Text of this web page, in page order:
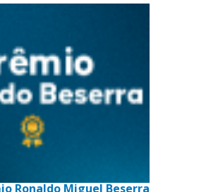
Ronaldo Miguel Beserra